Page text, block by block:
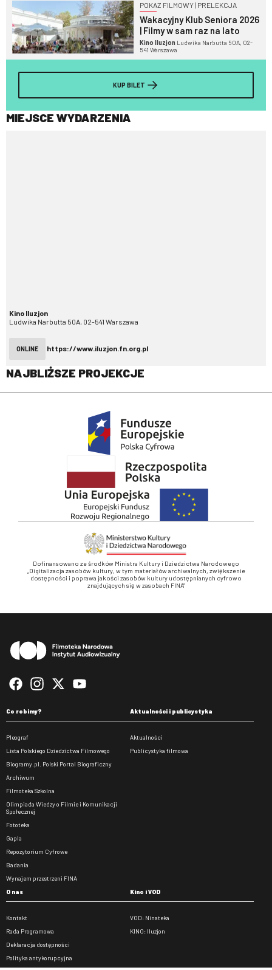
POKAZ FILMOWY | PRELEKCJA
Wakacyjny Klub Seniora 2026
| Filmy w sam raz na lato
Kino Iluzjon Ludwika Narbutta 50A, 02-
541 Warszawa
KUP BILET
MIEJSCE WYDARZENIA
Kino Iluzjon
Ludwika Narbutta 50A, 02-541 Warszawa
ONLINE https://www.iluzjon.fn.org.pl
NAJBLIŻSZE PROJEKCJE
Dofinansowano ze środków Ministra Kultury i Dziedzictwa Narodowego
„Digitalizacja zasobów kultury, w tym materiałów archiwalnych, zwiększenie
dostępności i poprawa jakości zasobów kultury udostępnianych cyfrowo
znajdujących się w zasobach FINA”
Co robimy?
Pleograf
Lista Polskiego Dziedzictwa Filmowego
Biogramy.pl. Polski Portal Biograficzny
Archiwum
Filmoteka Szkolna
Olimpiada Wiedzy o Filmie i Komunikacji
Społecznej
Fototeka
Gapla
Repozytorium Cyfrowe
Badania
Wynajem przestrzeni FINA
Aktualności i publicystyka
Aktualności
Publicystyka filmowa
O nas
Kontakt
Rada Programowa
Deklaracja dostępności
Polityka antykorupcyjna
Kino i VOD
VOD: Ninateka
KINO: Iluzjon